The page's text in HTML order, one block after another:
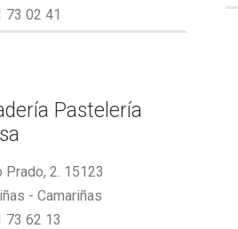
73 02 41
Pastelería
Prado, 2. 15123
- Camariñas
73 62 13